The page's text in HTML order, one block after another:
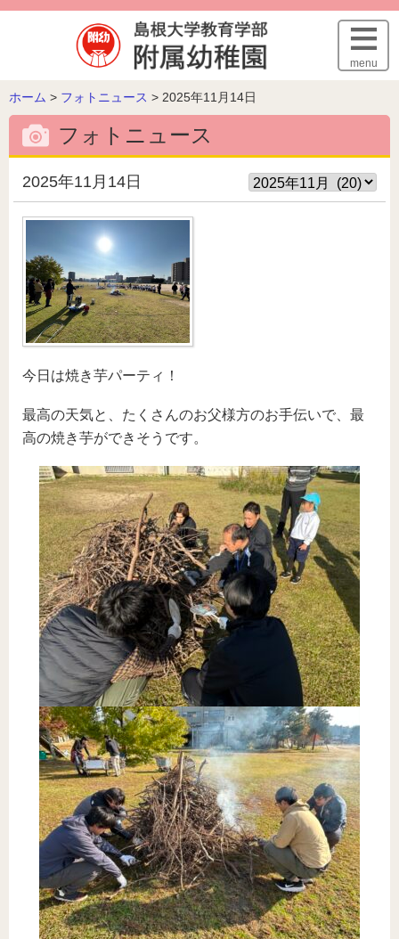
このページの本文へ
menu
こ
の
ー
ホーム > フォトニュース > 2025年11月14日
フォトニュース
2025年11月14日
今日は焼き芋パーティ！
最高の天気と、たくさんのお父様方のお手伝いで、最
高の焼き芋ができそうです。